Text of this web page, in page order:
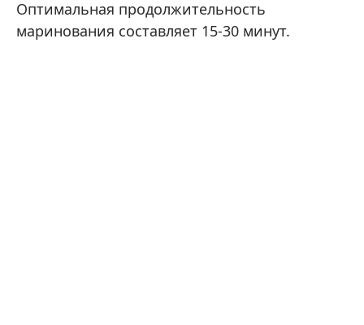
Оптимальная продолжительность
маринования составляет 15-30 минут.